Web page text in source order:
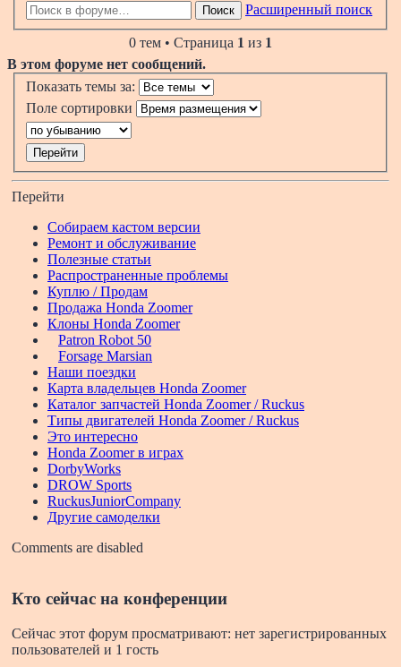
Поиск Расширенный поиск
0 тем • Страница 1 из 1
В этом форуме нет сообщений.
Показать темы за:
Поле сортировки
Перейти
Собираем кастом версии
Ремонт и обслуживание
Полезные статьи
Распространенные проблемы
Куплю / Продам
Продажа Honda Zoomer
Клоны Honda Zoomer
Patron Robot 50
Forsage Marsian
Наши поездки
Карта владельцев Honda Zoomer
Каталог запчастей Honda Zoomer / Ruckus
Типы двигателей Honda Zoomer / Ruckus
Это интересно
Honda Zoomer в играх
DorbyWorks
DROW Sports
RuckusJuniorCompany
Другие самоделки
Comments are disabled
Кто сейчас на конференции
Сейчас этот форум просматривают: нет зарегистрированных
пользователей и 1 гость